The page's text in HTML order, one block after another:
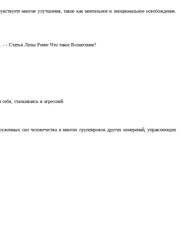
многие улучшения, такие как ментальное и эмоциональное освобождение.
- Статья Лизы Ренее Что такое Вознесение?
сталкиваясь в агрессией
сил человечества и многих группировок других измерений, управляющих